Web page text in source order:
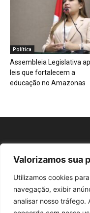
Valorizamos sua
Utilizamos cookies
navegação, exibir
analisar nosso tráfego.
Política
Assembleia Legislativa
leis que fortalecem a
educação no Amazonas